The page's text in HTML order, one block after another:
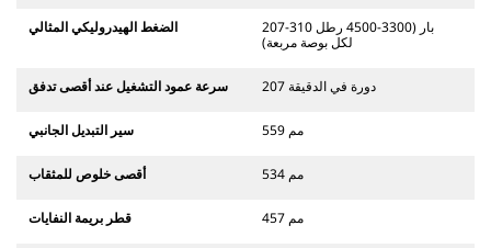
الضغط الهيدروليكي المثالي
207-310 بار (3300-4500 رطل
لكل بوصة مربعة)
سرعة عمود التشغيل عند أقصى تدفق 207 دورة في الدقيقة
سير التبديل الجانبي 559 مم
أقصى خلوص للمثقاب 534 مم
قطر بريمة النفايات 457 مم